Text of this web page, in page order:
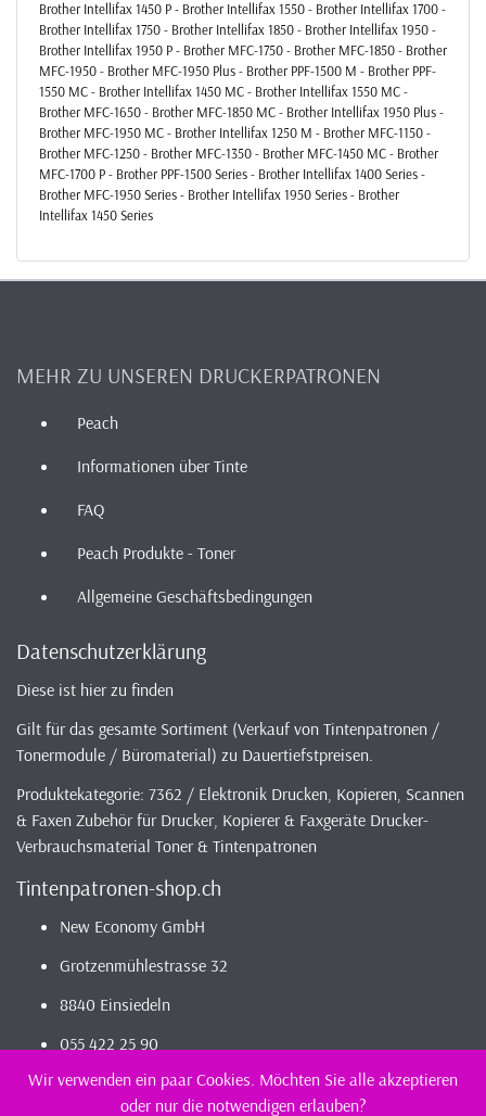
Brother Intellifax 1450 P - Brother Intellifax 1550 - Brother Intellifax 1700 -
Brother Intellifax 1750 - Brother Intellifax 1850 - Brother Intellifax 1950 -
Brother Intellifax 1950 P - Brother MFC-1750 - Brother MFC-1850 - Brother
MFC-1950 - Brother MFC-1950 Plus - Brother PPF-1500 M - Brother PPF-
1550 MC - Brother Intellifax 1450 MC - Brother Intellifax 1550 MC -
Brother MFC-1650 - Brother MFC-1850 MC - Brother Intellifax 1950 Plus -
Brother MFC-1950 MC - Brother Intellifax 1250 M - Brother MFC-1150 -
Brother MFC-1250 - Brother MFC-1350 - Brother MFC-1450 MC - Brother
MFC-1700 P - Brother PPF-1500 Series - Brother Intellifax 1400 Series -
Brother MFC-1950 Series - Brother Intellifax 1950 Series - Brother
Intellifax 1450 Series
MEHR ZU UNSEREN DRUCKERPATRONEN
Peach
Informationen über Tinte
FAQ
Peach Produkte - Toner
Allgemeine Geschäftsbedingungen
Datenschutzerklärung
Diese ist hier zu finden
Gilt für das gesamte Sortiment (Verkauf von Tintenpatronen /
Tonermodule / Büromaterial) zu Dauertiefstpreisen.
Produktekategorie: 7362 / Elektronik Drucken, Kopieren, Scannen
& Faxen Zubehör für Drucker, Kopierer & Faxgeräte Drucker-
Verbrauchsmaterial Toner & Tintenpatronen
Tintenpatronen-shop.ch
New Economy GmbH
Grotzenmühlestrasse 32
8840 Einsiedeln
055 422 25 90
Wir verwenden ein paar Cookies. Möchten Sie alle akzeptieren
oder nur die notwendigen erlauben?